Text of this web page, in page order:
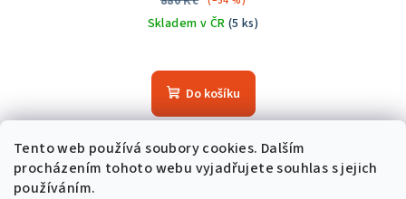
Tento web používá soubory cookies. Dalším
procházením tohoto webu vyjadřujete souhlas s jejich
používáním.
Skladem v ČR (5 ks)
Do košíku
Akce
Trvale nízká cena